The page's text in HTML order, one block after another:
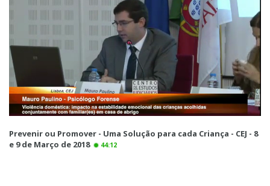
Prevenir ou Promover - Uma Solução para cada Criança - CEJ - 8
e 9 de Março de 2018
44:12